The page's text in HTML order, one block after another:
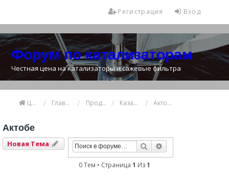
Вход
Регистрация
Форум по катализаторам
Честная цена на катализаторы и сажевые фильтра
Цена катализатора Главная Продажа и покупка катализаторов Казахстан Актобе
Актобе
Новая Тема Поиск
0 Тем • Страница 1 Из1